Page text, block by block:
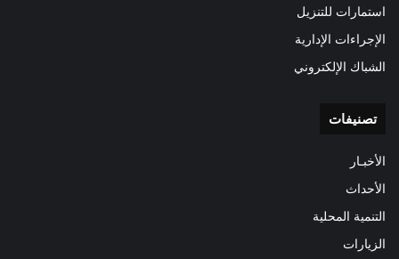
استمارات للتنزيل
الإجراءات الإدارية
الشباك الإلكتروني
تصنيفات
الأخبـار
الأحداث
التنمية المحلية
الزيارات